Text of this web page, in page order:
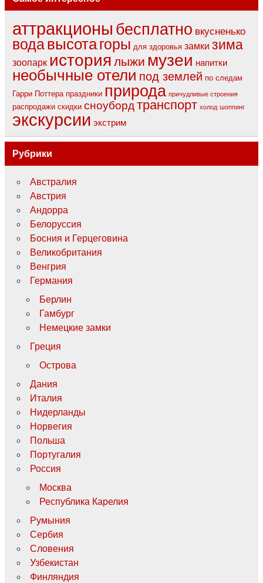
аттракционы бесплатно вкусненько
водавысотагоры для здоровья замки зима
зоопарк история лыжи музеи напитки
необычные отели под землей по следам
Гарри Поттера праздники природа причудливые строения
распродажи скидки сноуборд транспорт холод шоппинг
экскурсии экстрим
Рубрики
Австралия
Австрия
Андорра
Белоруссия
Босния и Герцеговина
Великобритания
Венгрия
Германия
Берлин
Гамбург
Немецкие замки
Греция
Острова
Дания
Италия
Нидерланды
Норвегия
Польша
Португалия
Россия
Москва
Республика Карелия
Румыния
Сербия
Словения
Узбекистан
Финляндия